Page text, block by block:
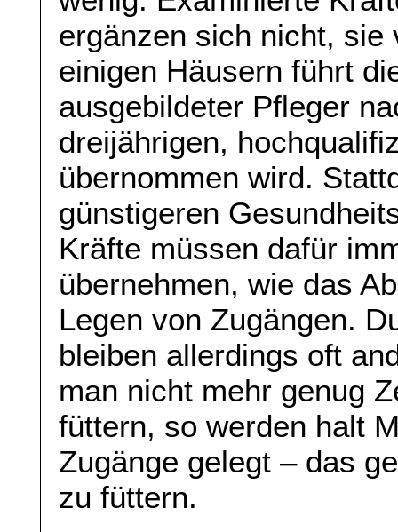
ergänzen sich nicht, sie
einigen Häusern führt
ausgebildeter Pfleger
dreijährigen,
übernommen wird.
günstigeren
Kräfte müssen dafür
übernehmen, wie das
Legen von Zugängen.
bleiben allerdings oft
man nicht mehr genug
füttern, so werden halt
Zugänge gelegt – das
zu füttern.